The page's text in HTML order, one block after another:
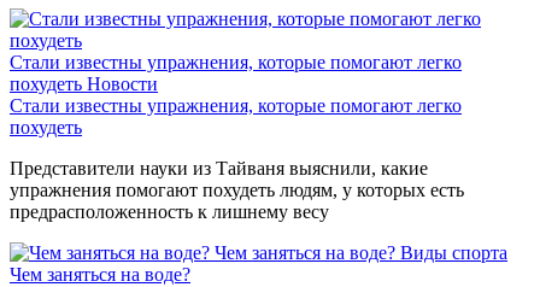
Стали известны упражнения, которые помогают легко
похудеть Новости
Стали известны упражнения, которые помогают легко
похудеть
Представители науки из Тайваня выяснили, какие
упражнения помогают похудеть людям, у которых есть
предрасположенность к лишнему весу
Чем заняться на воде? Виды спорта
Чем заняться на воде?